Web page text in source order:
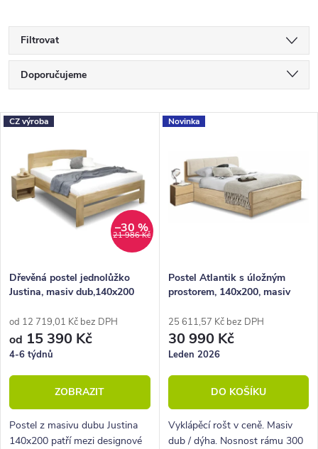
Filtrovat
a
z
n
í
o
d
u
k
t
ů
Doporučujeme
Nejdražší
Nejprodávanější
Abecedně
V
p
i
r
o
d
u
k
t
ů
CZ výroba
21 986 Kč
–30 %
Dřevěná postel jednolůžko
Justina, masiv dub,140x200
od 12 719,01 Kč bez DPH
od 15 390 Kč
4-6 týdnů
ZOBRAZIT
Postel z masivu dubu Justina
140x200 patří mezi designové
Novinka
Postel Atlantik s úložným
prostorem, 140x200, masiv
25 611,57 Kč bez DPH
30 990 Kč
Leden 2026
DO KOŠÍKU
Vyklápěcí rošt v ceně. Masiv
dub / dýha. Nosnost rámu 300